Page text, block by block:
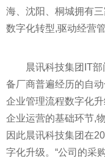
海、沈阳、桐城拥有
数字化转型,驱动经营
晨讯科技集团IT
备厂商普遍经历的自
企业管理流程数字化
企业运营的基础环节,
因此晨讯科技集团在
字化升级。“公司的采